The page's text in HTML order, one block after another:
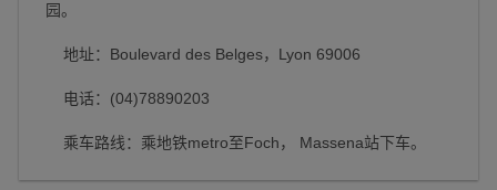
园。
地址：Boulevard des Belges，Lyon 69006
电话：(04)78890203
乘车路线：乘地铁metro至Foch， Massena站下车。